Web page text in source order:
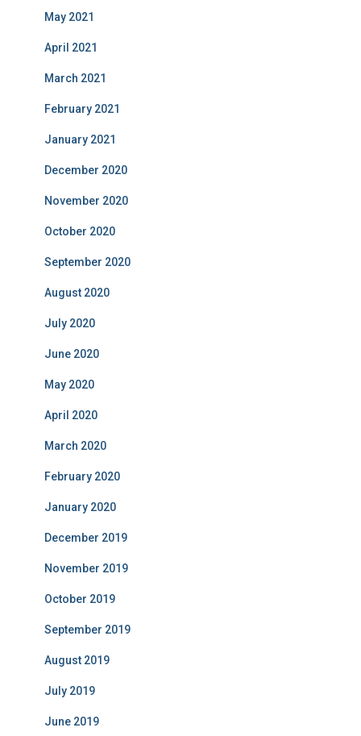
May 2021
April 2021
March 2021
February 2021
January 2021
December 2020
November 2020
October 2020
September 2020
August 2020
July 2020
June 2020
May 2020
April 2020
March 2020
February 2020
January 2020
December 2019
November 2019
October 2019
September 2019
August 2019
July 2019
June 2019